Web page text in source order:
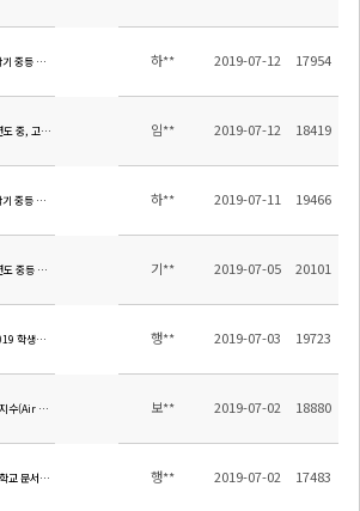
중등 현장체험학습 만족도 조사 결과 안내
하** 2019-07-12 17954
중, 고등부 2학기 영어 레벨 및 교재안내
임** 2019-07-12 18419
중등 현장체험학습 정산안내 하** 2019-07-11 19466
중등 교과서 목록 기** 2019-07-05 20101
학생수통계자료 공개 행** 2019-07-03 19723
수(Air Quality Index: AQI)에 따른 대응 지침
보** 2019-07-02 18880
교 문서고내 보유기록물 현황 공개행** 2019-07-02 17483